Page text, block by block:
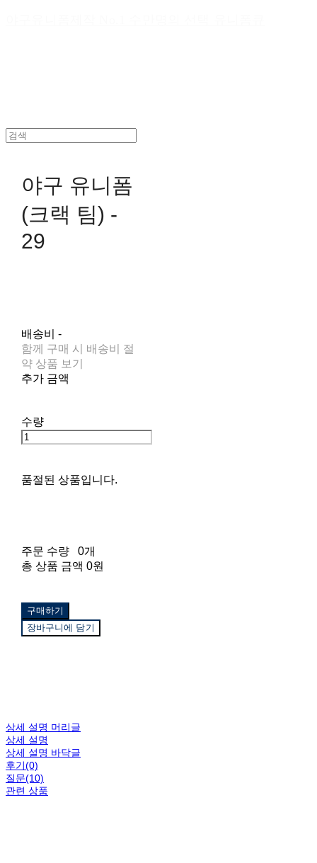
야구 유니폼
(크랙 팀) -
29
배송비 -
함께 구매 시 배송비 절
약 상품 보기
추가 금액
수량
품절된 상품입니다.
주문 수량
0개
총 상품 금액 0원
구매하기
장바구니에 담기
상세 설명 머리글
상세 설명
상세 설명 바닥글
후기(0)
질문(10)
관련 상품